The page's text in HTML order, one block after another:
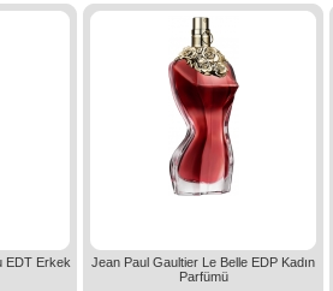
EDT Erkek
Jean Paul Gaultier Le Belle EDP Kadın
Parfümü